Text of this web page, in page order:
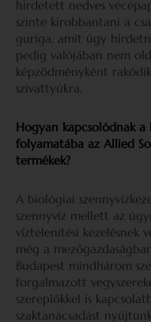
hirdetett nedves
szinte kirobbantani a
guriga, amit úgy
pedig valójában nem
képződményként
szivattyúkra.
Hogyan kapcsolódnak a
folyamatába az Allied
termékek?
A biológiai
szennyvíz mellett az
víztelenítési kezelésnek
még a
Budapest mindhárom
forgalmazott
szereplőkkel is
szaktanácsadást